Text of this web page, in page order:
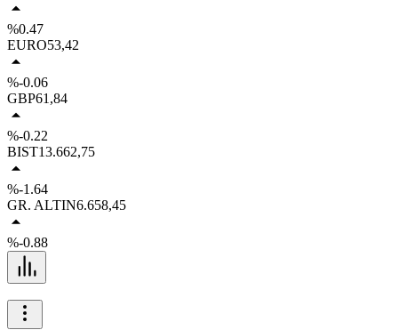
%0.47
EURO53,42
%-0.06
GBP61,84
%-0.22
BIST13.662,75
%-1.64
GR. ALTIN6.658,45
%-0.88